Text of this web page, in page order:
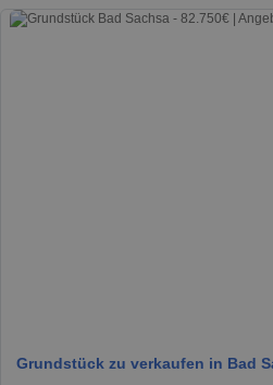
Grundstück zu verkaufen in Bad